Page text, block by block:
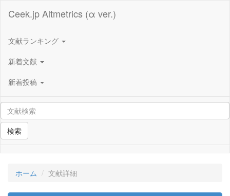
Ceek.jp Altmetrics (α ver.)
文献ランキング
新着文献
新着投稿
検索
ホーム 文献詳細